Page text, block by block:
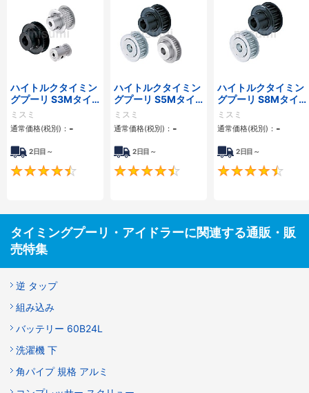
ハイトルクタイミン
グプーリ S3Mタイ
プ
ミスミ
通常価格(税別)： -
2日目～
4.5
ハイトルクタイミン
グプーリ S5Mタイ
プ
ミスミ
通常価格(税別)： -
2日目～
4.5
ハイトルクタイミン
グプーリ S8Mタイ
プ
ミスミ
通常価格(税別)： -
2日目～
タイミングプーリ・アイドラーに関連する通販・販
売特集
逆 タップ
組み込み
バッテリー 60B24L
洗濯機 下
角パイプ 規格 アルミ